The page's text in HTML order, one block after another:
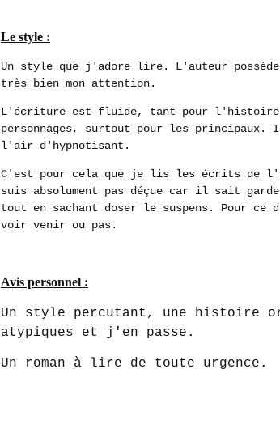
Le style :
Un style que j'adore lire. L'auteur
très bien mon attention.
L'écriture est fluide, tant pour l'histoire
personnages, surtout pour les principaux.
l'air d'hypnotisant.
C'est pour cela que je lis les écrits de
suis absolument pas déçue car il sait
tout en sachant doser le suspens. Pour
voir venir ou pas.
Avis personnel :
Un style percutant, une histoire
atypiques et j'en passe.
Un roman à lire de toute urgence.